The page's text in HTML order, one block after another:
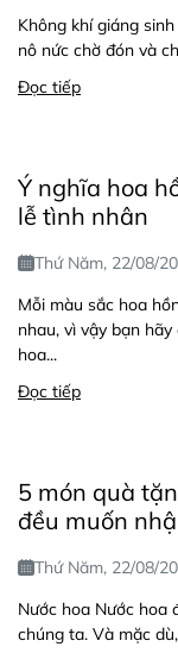
Không khí giáng
nô nức chờ đón và
Đọc tiếp
Ý nghĩa hoa
lễ tình nhân
Thứ Năm, 22/08/
Mỗi màu sắc hoa
nhau, vì vậy bạn
hoa...
Đọc tiếp
5 món quà
đều muốn
Thứ Năm, 22/08/
Nước hoa Nước hoa
chúng ta. Và mặc